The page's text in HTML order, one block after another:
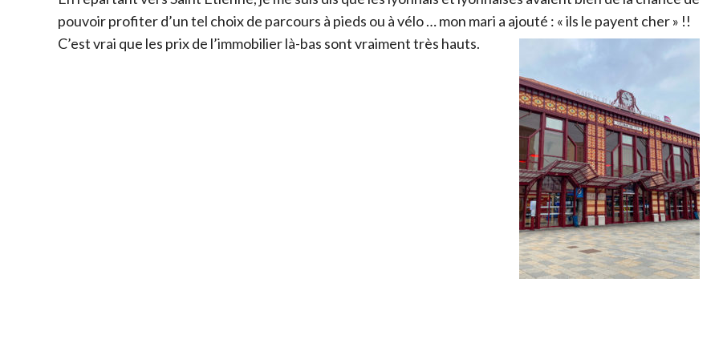
pouvoir profiter d’un tel choix de parcours à pieds ou à vélo … mon mari a ajouté : « ils le payent cher » !!
C’est vrai que les prix de l’immobilier là-bas sont vraiment très hauts.